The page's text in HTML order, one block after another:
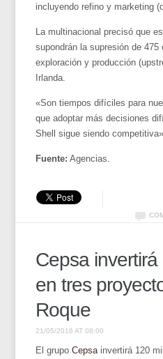
incluyendo refino y marketing
La multinacional precisó que
supondrán la supresión de
exploración y producción
Irlanda.
«Son tiempos difíciles para
que adoptar más decisiones
Shell sigue siendo
Fuente: Agencias.
Cepsa
en tres
Roque
21/05/2016 AT 08:00
El grupoCepsa invertirá 120